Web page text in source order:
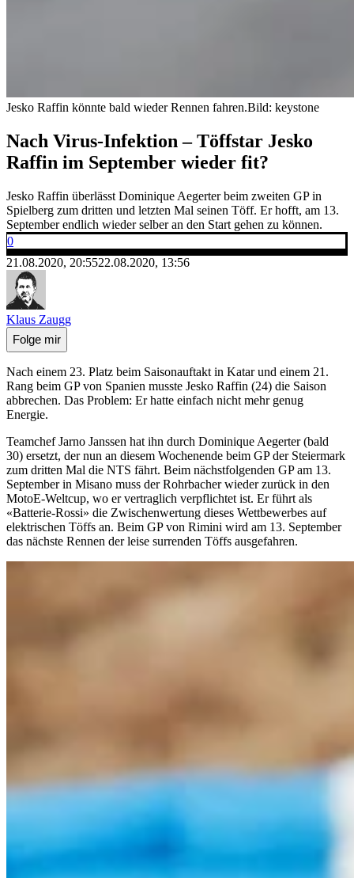
Jesko Raffin könnte bald wieder Rennen fahren.Bild: keystone
Nach Virus-Infektion – Töffstar Jesko
Raffin im September wieder fit?
Jesko Raffin überlässt Dominique Aegerter beim zweiten GP in
Spielberg zum dritten und letzten Mal seinen Töff. Er hofft, am 13.
September endlich wieder selber an den Start gehen zu können.
0
21.08.2020, 20:5522.08.2020, 13:56
Klaus Zaugg
Folge mir
Nach einem 23. Platz beim Saisonauftakt in Katar und einem 21.
Rang beim GP von Spanien musste Jesko Raffin (24) die Saison
abbrechen. Das Problem: Er hatte einfach nicht mehr genug
Energie.
Teamchef Jarno Janssen hat ihn durch Dominique Aegerter (bald
30) ersetzt, der nun an diesem Wochenende beim GP der Steiermark
zum dritten Mal die NTS fährt. Beim nächstfolgenden GP am 13.
September in Misano muss der Rohrbacher wieder zurück in den
MotoE-Weltcup, wo er vertraglich verpflichtet ist. Er führt als
«Batterie-Rossi» die Zwischenwertung dieses Wettbewerbes auf
elektrischen Töffs an. Beim GP von Rimini wird am 13. September
das nächste Rennen der leise surrenden Töffs ausgefahren.